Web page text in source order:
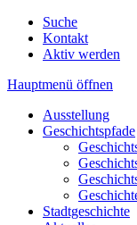
Suche
Kontakt
Aktiv werden
Hauptmenü öffnen
Ausstellung
Geschichtspfade
Stadtgeschichte